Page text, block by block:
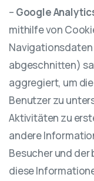
– Google
mithilfe von
abgeschnitten)
aggregiert, um
Benutzer zu
Aktivitäten zu
andere
Besucher und
diese